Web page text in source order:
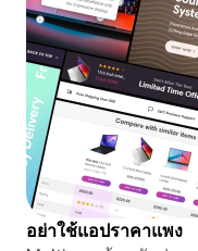
อย่าใช้แอปราคาแพง